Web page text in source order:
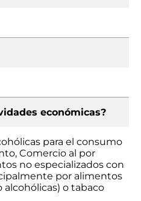
económicas?
para el consumo
Comercio al por
no especializados con
por alimentos
alcohólicas) o tabaco